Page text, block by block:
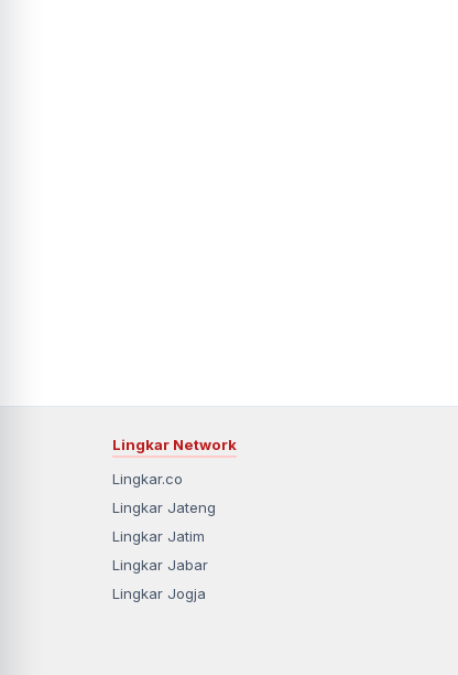
Lingkar Network
Lingkar.co
Lingkar Jateng
Lingkar Jatim
Lingkar Jabar
Lingkar Jogja